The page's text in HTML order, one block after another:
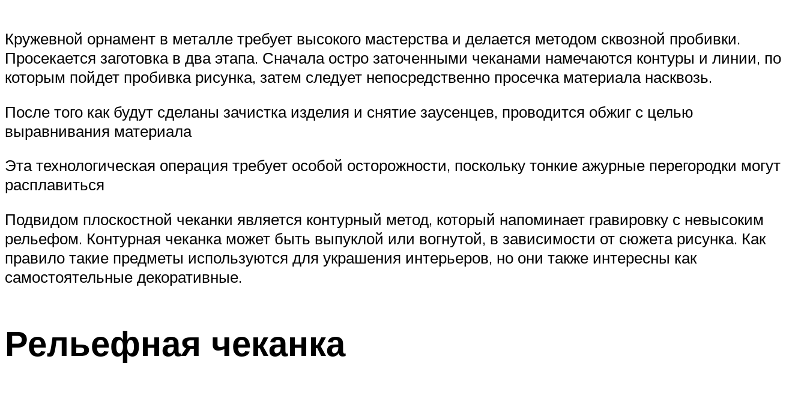
Кружевной орнамент в металле требует высокого мастерства и делается методом сквозной пробивки.
Просекается заготовка в два этапа. Сначала остро заточенными чеканами намечаются контуры и линии, по
которым пойдет пробивка рисунка, затем следует непосредственно просечка материала насквозь.
После того как будут сделаны зачистка изделия и снятие заусенцев, проводится обжиг с целью
выравнивания материала
Эта технологическая операция требует особой осторожности, поскольку тонкие ажурные перегородки могут
расплавиться
Подвидом плоскостной чеканки является контурный метод, который напоминает гравировку с невысоким
рельефом. Контурная чеканка может быть выпуклой или вогнутой, в зависимости от сюжета рисунка. Как
правило такие предметы используются для украшения интерьеров, но они также интересны как
самостоятельные декоративные.
Рельефная чеканка